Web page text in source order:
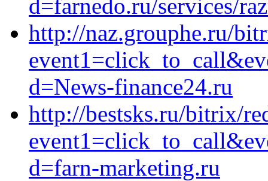
d=farnedo.ru/services/
http://naz.grouphe.ru/
d=News-finance24.ru
http://bestsks.ru/bitrix/
d=farn-marketing.ru